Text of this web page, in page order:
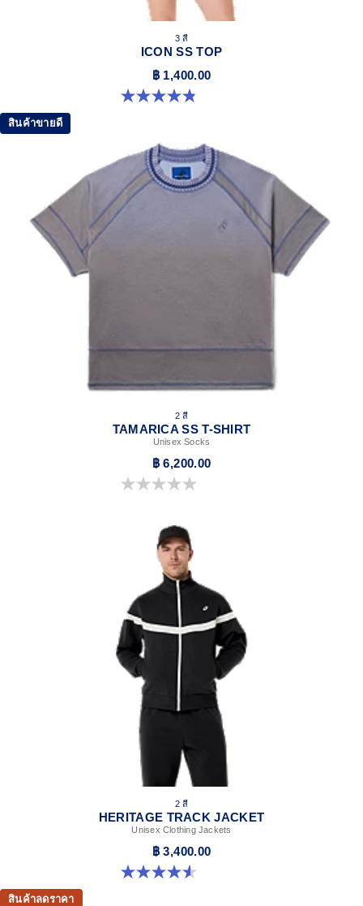
3 สี
ICON SS TOP
฿ 1,400.00
4.8 จาก 5 ดาว 6 รีวิว
สินค้าขายดี
2 สี
TAMARICA SS T-SHIRT
Unisex Socks
฿ 6,200.00
0.0 จาก 5 ดาว
2 สี
HERITAGE TRACK JACKET
Unisex Clothing Jackets
฿ 3,400.00
4.6 จาก 5 ดาว 7 รีวิว
สินค้าลดราคา